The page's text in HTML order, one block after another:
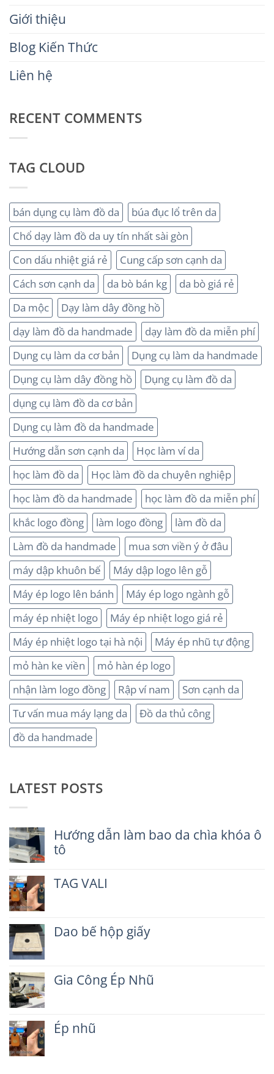
Giới thiệu
Blog Kiến Thức
Liên hệ
RECENT COMMENTS
TAG CLOUD
bán dụng cụ làm đồ da
búa đục lổ trên da
Chổ dạy làm đồ da uy tín nhất sài gòn
Con dấu nhiệt giá rẻ
Cung cấp sơn cạnh da
Cách sơn cạnh da
da bò bán kg
da bò giá rẻ
Da mộc
Dạy làm dây đồng hồ
dạy làm đồ da handmade
dạy làm đồ da miễn phí
Dụng cụ làm da cơ bản
Dụng cụ làm da handmade
Dụng cụ làm dây đồng hồ
Dụng cụ làm đồ da
dụng cụ làm đồ da cơ bản
Dụng cụ làm đồ da handmade
Hướng dẫn sơn cạnh da
Học làm ví da
học làm đồ da
Học làm đồ da chuyên nghiệp
học làm đồ da handmade
học làm đồ da miễn phí
khắc logo đồng
làm logo đồng
làm đồ da
Làm đồ da handmade
mua sơn viền ý ở đâu
máy dập khuôn bế
Máy dập logo lên gỗ
Máy ép logo lên bánh
Máy ép logo ngành gỗ
máy ép nhiệt logo
Máy ép nhiệt logo giá rẻ
Máy ép nhiệt logo tại hà nội
Máy ép nhũ tự động
mỏ hàn ke viền
mỏ hàn ép logo
nhận làm logo đồng
Rập ví nam
Sơn cạnh da
Tư vấn mua máy lạng da
Đồ da thủ công
đồ da handmade
LATEST POSTS
Hướng dẫn làm bao da chìa khóa ô
tô
bình
dẫn
làm
khóa
TAG VALI
luận
ở
Dao bế hộp giấy
luận
ở
hộp
giấy
Gia Công Ép Nhũ
luận
ở
Ép nhũ